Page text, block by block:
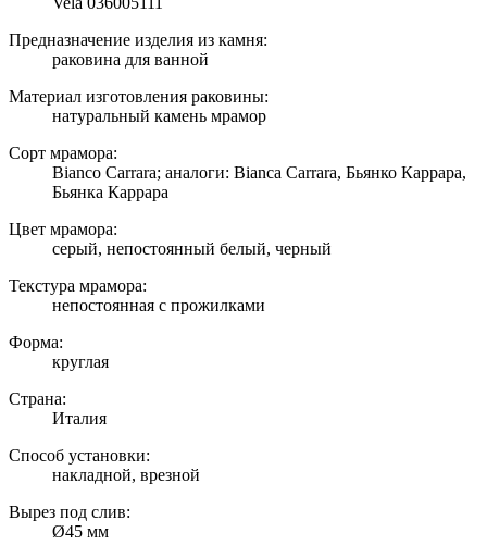
Предназначение изделия из камня:
раковина для ванной
Материал изготовления раковины:
натуральный камень мрамор
Сорт мрамора:
Bianco Carrara; аналоги: Bianca Carrara, Бьянко Каррара,
Бьянка Каррара
Цвет мрамора:
серый, непостоянный белый, черный
Текстура мрамора:
непостоянная с прожилками
Форма:
круглая
Страна:
Италия
Способ установки:
накладной, врезной
Вырез под слив:
Ø45 мм